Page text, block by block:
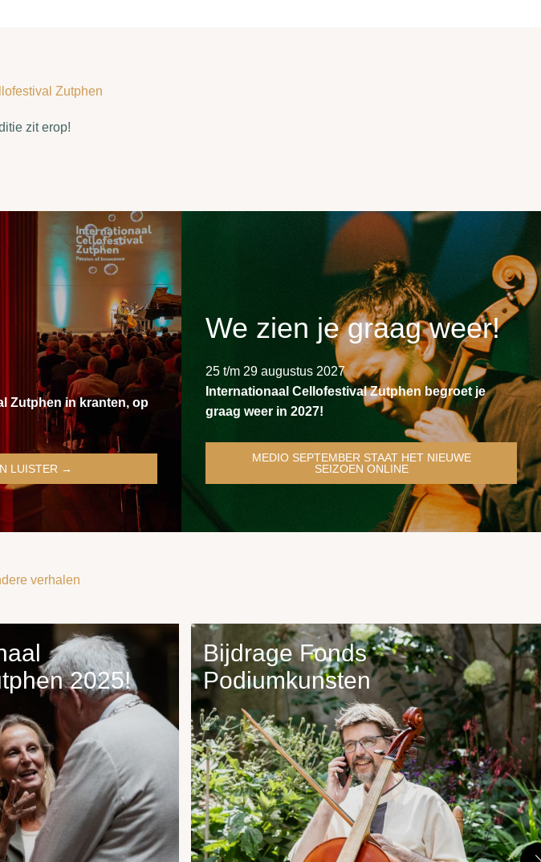
Zutphen
zit erop!
Zutphen in kranten, op
LUISTER →
We zien je graag weer!
25 t/m 29 augustus 2027
Internationaal Cellofestival Zutphen begroet je
graag weer in 2027!
MEDIO SEPTEMBER STAAT HET NIEUWE
SEIZOEN ONLINE
verhalen
2025!
Bijdrage Fonds
Podiumkunsten